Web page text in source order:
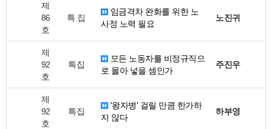
제
86
호
특 집
임금격차 완화를 위한 노
사정 노력 필요
노진귀
제
92
호
특집
모든 노동자를 비정규직으
로 몰아 넣을 셈인가
주진우
제
92
호
특집
'왕자병' 걸릴 만큼 한가하
지 않다
하부영